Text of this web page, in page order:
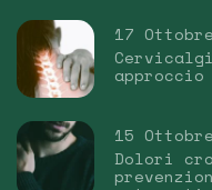
17
15
Dolori